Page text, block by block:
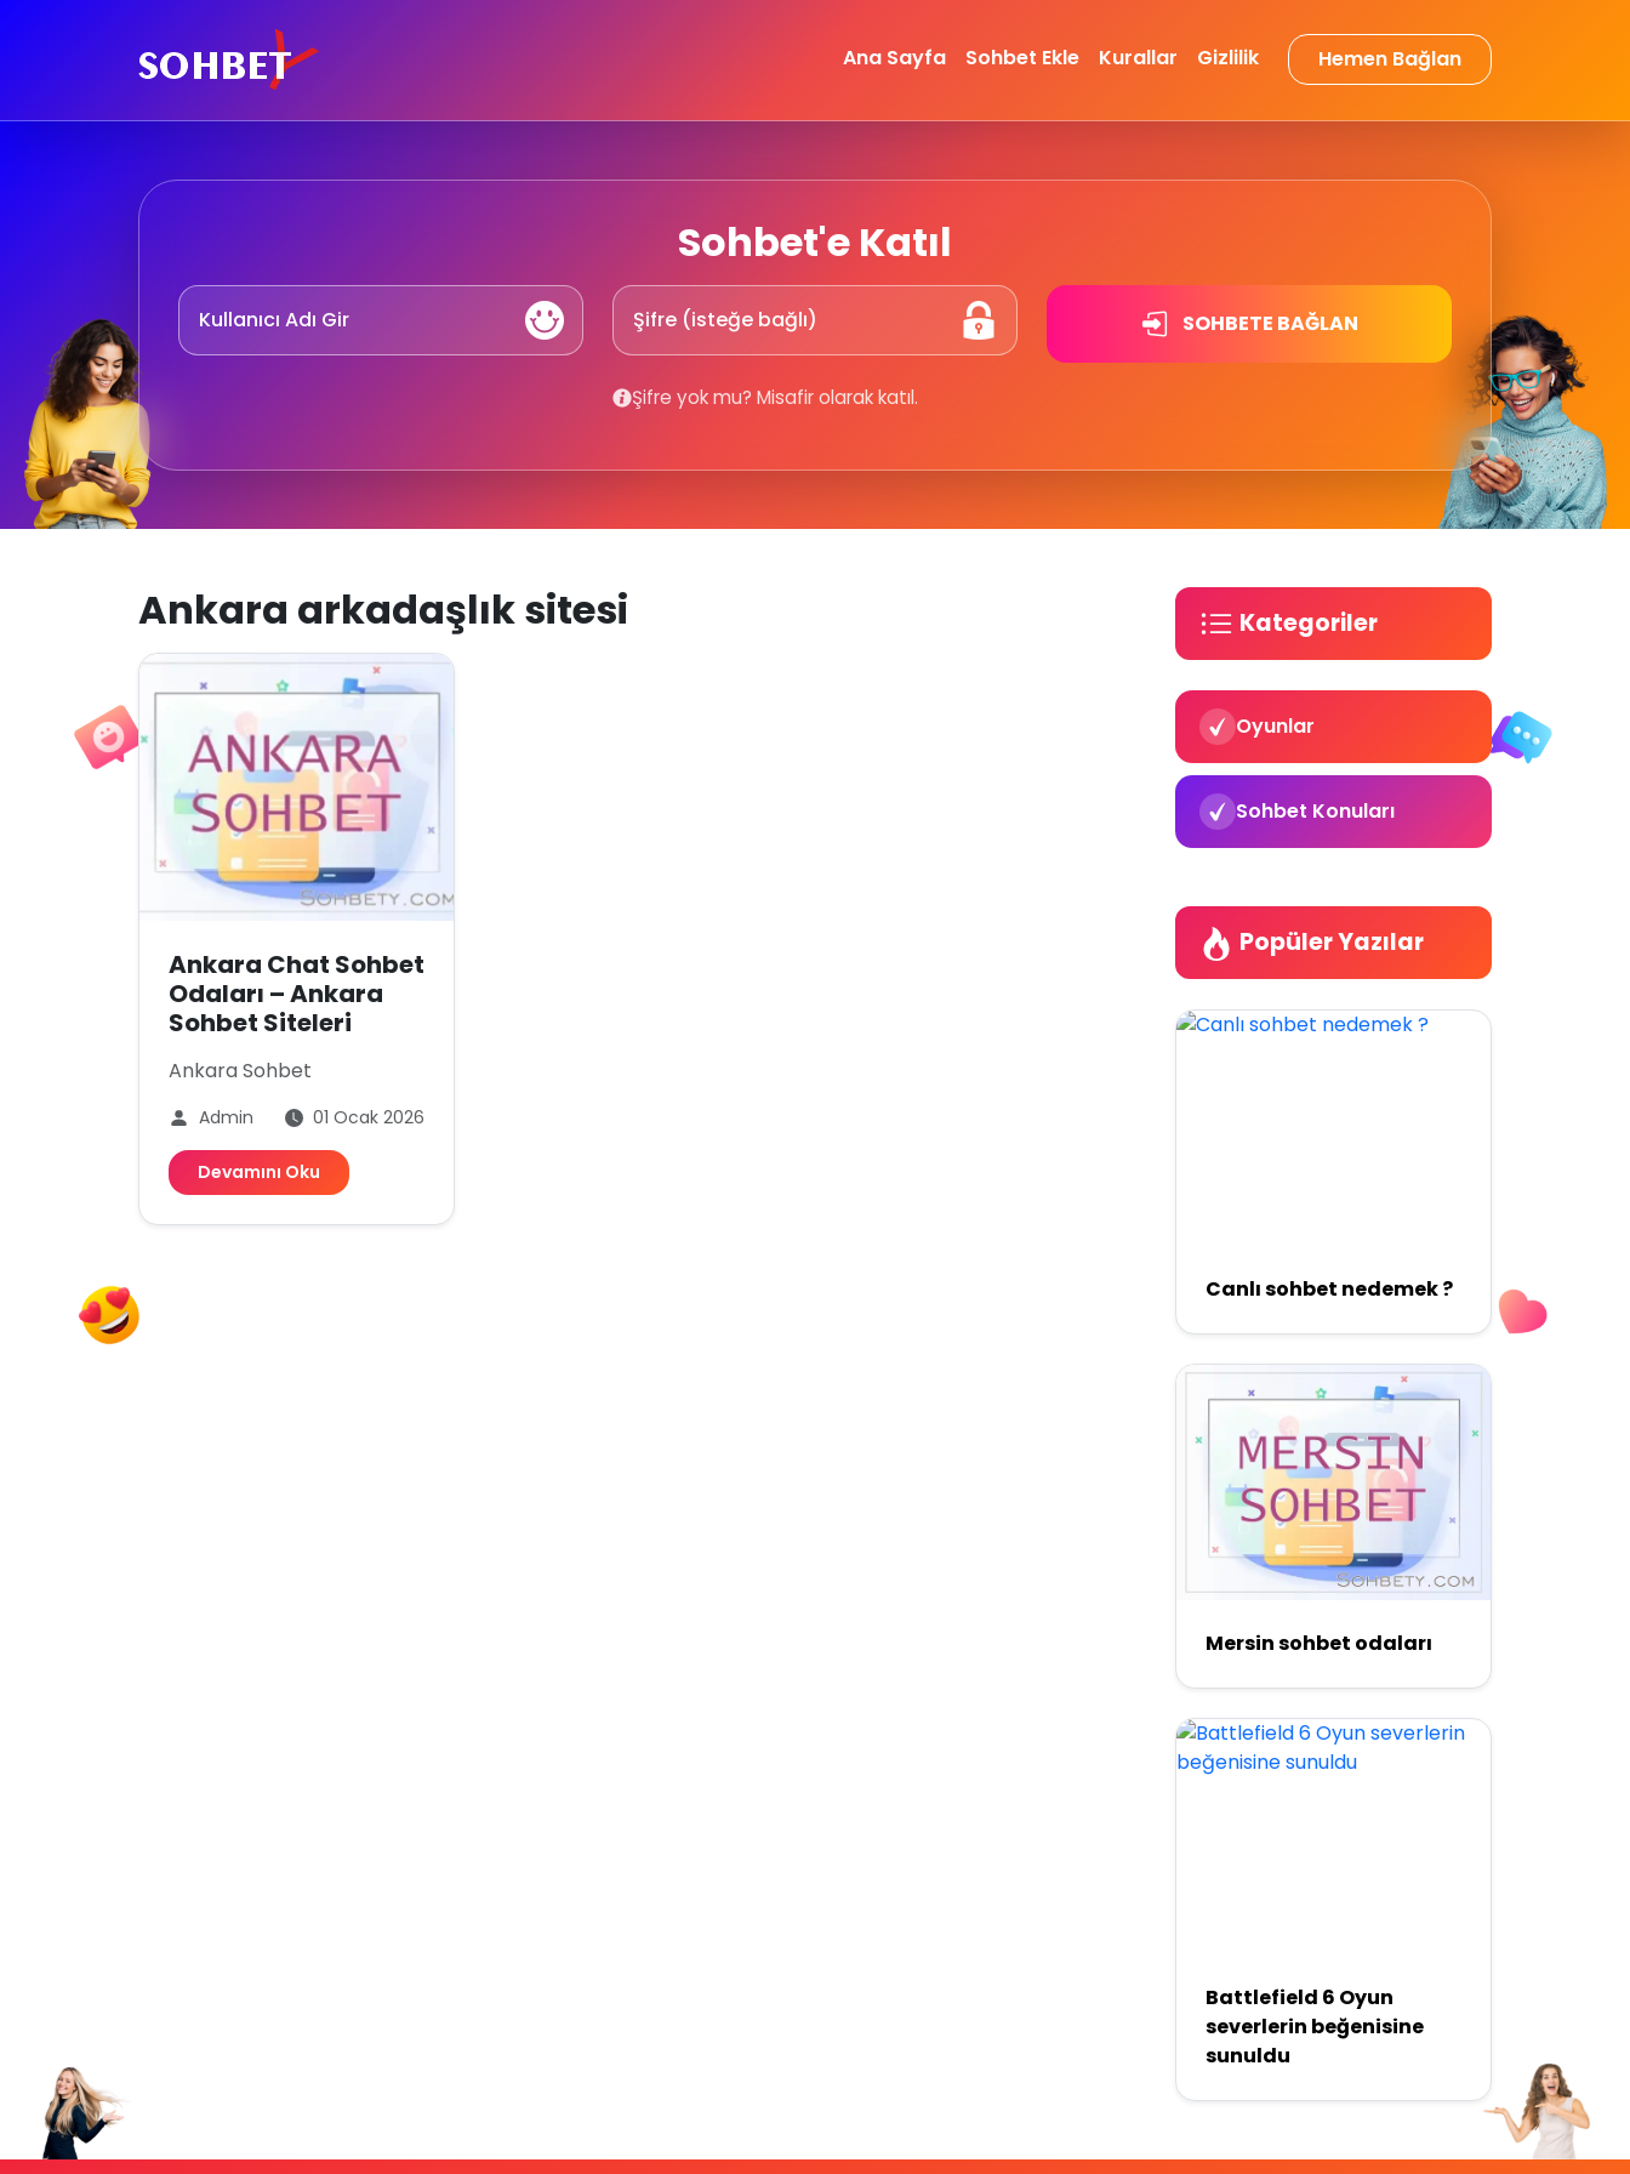
Ana Sayfa Sohbet Ekle Kurallar Gizlilik Hemen Bağlan
Sohbet'e Katıl
Şifre yok mu? Misafir olarak katıl.
SOHBETE BAĞLAN
Ankara arkadaşlık sitesi
Ankara Chat Sohbet
Odaları – Ankara
Sohbet Siteleri
Ankara Sohbet
Admin 01 Ocak 2026
Devamını Oku
Kategoriler
Oyunlar
Sohbet Konuları
Popüler Yazılar
Canlı sohbet nedemek ?
Mersin sohbet odaları
Battlefield 6 Oyun
severlerin beğenisine
sunuldu